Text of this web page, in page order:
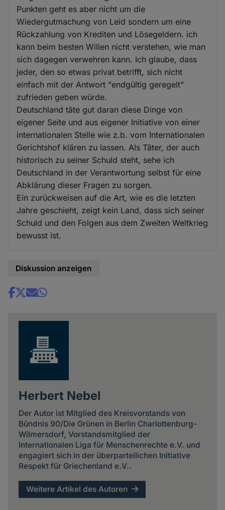
Punkten geht es aber nicht um die
Wiedergutmachung von Leid sondern um eine
Rückzahlung von Krediten und Lösegeldern. ich
kann beim besten Willen nicht verstehen, wie man
sich dagegen verwehren kann. Ich glaube, dass
jeder, den so etwas privat betrifft, sich nicht
einfach mit der Antwort "endgültig geregelt"
zufrieden geben würde.
Deutschland täte gut daran diese Dinge von
eigener Seite und aus eigener Initiative von einer
internationalen Stelle wie z.b. vom Internationalen
Gerichtshof klären zu lassen. Als Täter, der auch
historisch zu seiner Schuld steht, sehe ich
Deutschland in der Verantwortung selbst für eine
Abklärung dieser Fragen zu sorgen.
Ein zurückweisen auf die Art, wie es die letzten
Jahre geschieht, zeigt kein Land, dass sich seiner
Schuld und den Folgen aus dem Zweiten Weltkrieg
bewusst ist.
Diskussion anzeigen
Share
Herbert Nebel
Der Autor ist Mitglied des Kreisvorstands von
Bündnis 90/Die Grünen in Berlin Charlottenburg-
Wilmersdorf, Vorstandsmitglied der
Internationalen Liga für Menschenrechte e.V. und
engagiert sich in der überparteilichen Initiative
Respekt für Griechenland e.V..
Weitere Artikel des Autoren